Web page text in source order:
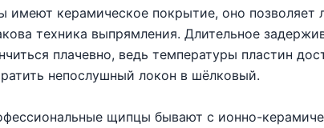
имеют керамическое покрытие, оно позволяет
техника выпрямления. Длительное
плачевно, ведь температуры пластин
непослушный локон в шёлковый.
щипцы бывают с ионно-